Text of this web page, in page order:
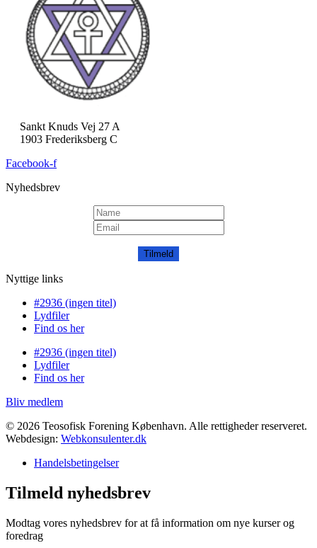
Sankt Knuds Vej 27 A
1903 Frederiksberg C
Facebook-f
Nyhedsbrev
Tilmeld
Nyttige links
#2936 (ingen titel)
Lydfiler
Find os her
#2936 (ingen titel)
Lydfiler
Find os her
Bliv medlem
© 2026 Teosofisk Forening København. Alle rettigheder reserveret.
Webdesign: Webkonsulenter.dk
Handelsbetingelser
Tilmeld nyhedsbrev
Modtag vores nyhedsbrev for at få information om nye kurser og
foredrag